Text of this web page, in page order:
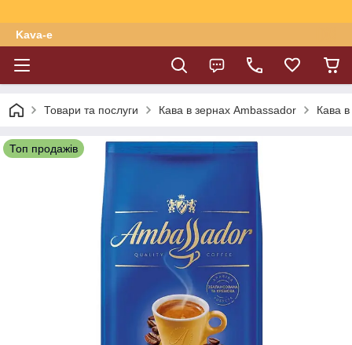
Kava-e
Товари та послуги Кава в зернах Ambassador Кава
Топ продажів